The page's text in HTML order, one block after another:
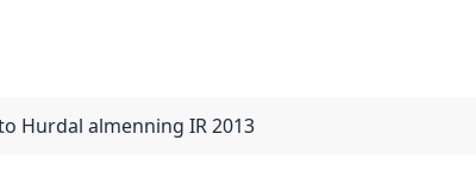
Hurdal almenning IR 2013